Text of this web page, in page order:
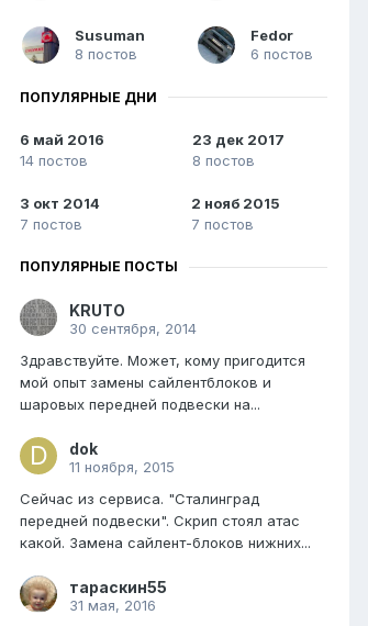
Susuman
8 постов
Fedor
6 постов
ПОПУЛЯРНЫЕ ДНИ
6 май 2016
14 постов
23 дек 2017
8 постов
3 окт 2014
7 постов
2 нояб 2015
7 постов
ПОПУЛЯРНЫЕ ПОСТЫ
KRUTO
30 сентября, 2014
Здравствуйте. Может, кому пригодится
мой опыт замены сайлентблоков и
шаровых передней подвески на...
dok
11 ноября, 2015
Сейчас из сервиса. "Сталинград
передней подвески". Скрип стоял атас
какой. Замена сайлент-блоков нижних...
тараскин55
31 мая, 2016